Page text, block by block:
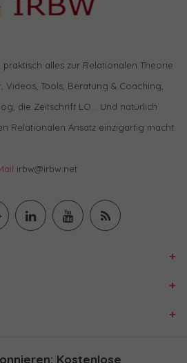
praktisch alles zur Relationalen Theorie
Videos, Tools, Beratung & Coaching,
die Zeitschrift LO… Und natürlich
Relationalen Ansatz einzigartig macht.
irbw@irbw.net
Kostenlose